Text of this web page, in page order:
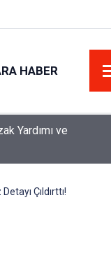
HABER
Çıldırttı!